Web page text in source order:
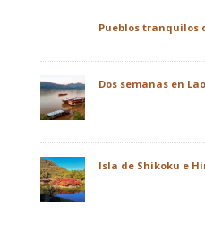
Pueblos tranquilos
Dos semanas en
Isla de Shikoku e